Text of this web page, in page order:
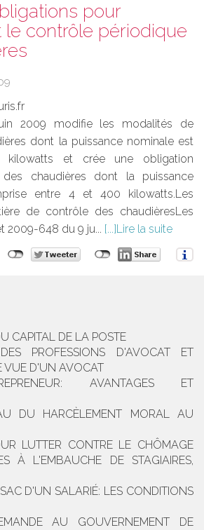
pour
le contrôle périodique
2009 modifie les modalités de
dont la puissance nominale est
kilowatts et crée une obligation
des chaudières dont la puissance
entre 4 et 400 kilowatts.Les
de contrôle des chaudièresLes
2009-648 du 9 ju...
Lire la suite
CAPITAL DE LA POSTE
PROFESSIONS D'AVOCAT ET
VUE D'UN AVOCAT
AVANTAGES ET
DU HARCÈLEMENT MORAL AU
LUTTER CONTRE LE CHÔMAGE
À L'EMBAUCHE DE STAGIAIRES,
D'UN SALARIÉ: LES CONDITIONS
AU GOUVERNEMENT DE